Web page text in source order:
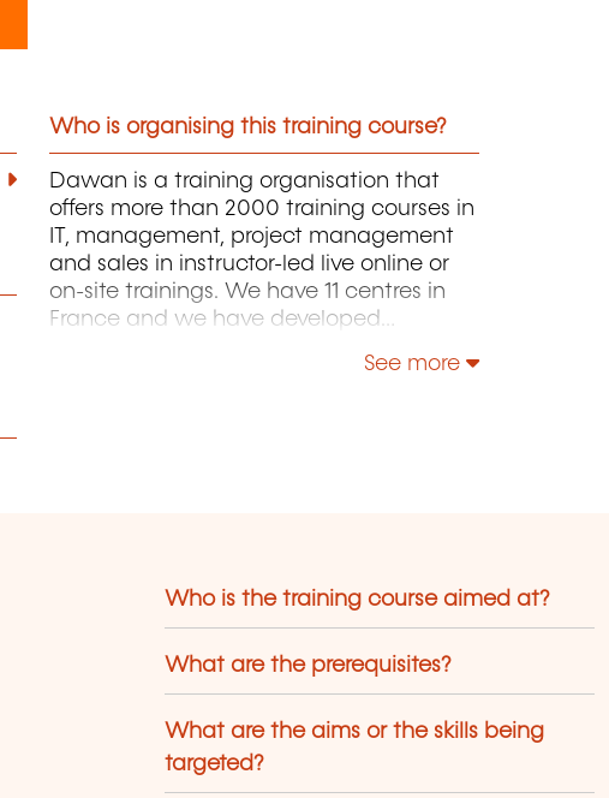
Who is organising this training course?
Dawan is a training organisation that
offers more than 2000 training courses in
IT, management, project management
and sales in instructor-led live online or
on-site trainings. We have 11 centres in
France and we have developed
Brussels, Luxembourg and Geneva. Our
renewed, they are adapted to the
requirements of our customers and to the
evolution of technologies.
See more
Who is the training course aimed at?
What are the prerequisites?
What are the aims or the skills being
targeted?